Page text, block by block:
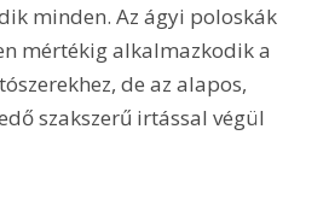
minden. Az ágyi poloskák
mértékig alkalmazkodik a
de az alapos,
szakszerű irtással végül